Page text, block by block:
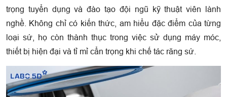
trọng tuyển dụng và đào tạo đội ngũ kỹ thuật viên lành
nghề. Không chỉ có kiến thức, am hiểu đặc điểm của từng
loại sứ, họ còn thành thục trong việc sử dụng máy móc,
thiết bị hiện đại và tỉ mỉ cẩn trọng khi chế tác răng sứ.